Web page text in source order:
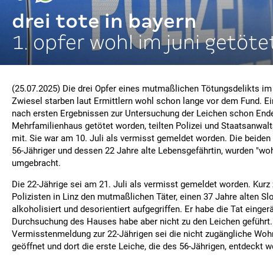
drei tote in bayern
1. opfer wohl im juni
(25.07.2025) Die drei Opfer eines mutmaßlichen Tötungsdelikts
Zwiesel starben laut Ermittlern wohl schon lange vor dem Fund.
nach ersten Ergebnissen zur Untersuchung der Leichen schon
Mehrfamilienhaus getötet worden, teilten Polizei und
mit. Sie war am 10. Juli als vermisst gemeldet worden. Die beiden
56-Jähriger und dessen 22 Jahre alte Lebensgefährtin, wurden
umgebracht.
Die 22-Jährige sei am 21. Juli als vermisst gemeldet worden. Kurz
Polizisten in Linz den mutmaßlichen Täter, einen 37 Jahre alten
alkoholisiert und desorientiert aufgegriffen. Er habe die Tat
Durchsuchung des Hauses habe aber nicht zu den Leichen
Vermisstenmeldung zur 22-Jährigen sei die nicht zugängliche
geöffnet und dort die erste Leiche, die des 56-Jährigen, entdeckt